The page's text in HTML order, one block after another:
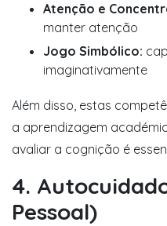
Atenção e
manter atenção
Jogo Simbólico:
imaginativamente
Além disso, estas
a aprendizagem
avaliar a cognição é
4.
Pessoal)